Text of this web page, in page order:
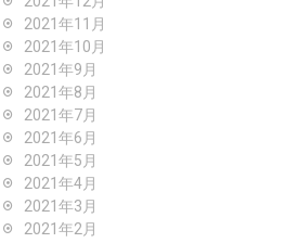
2021年11月
2021年10月
2021年9月
2021年8月
2021年7月
2021年6月
2021年5月
2021年4月
2021年3月
2021年2月